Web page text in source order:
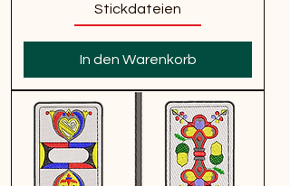
Stickdateien
In den Warenkorb